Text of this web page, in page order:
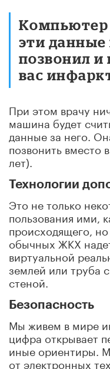
Компьютер
эти данные
позвонил и
вас
При этом врачу
машина будет
данные за него.
позвонить вместо
лет).
Технологии
Это не только
пользования ими,
происходящего,
обычных ЖКХ
виртуальной
землей или труба
стеной.
Безопасность
Мы живем в мире
цифра открывает
иные ориентиры.
от электронных